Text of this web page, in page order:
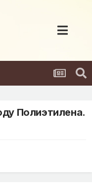
Полиэтилена.